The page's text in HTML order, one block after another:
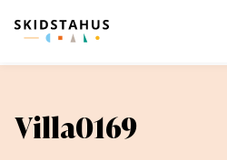
Villa0169